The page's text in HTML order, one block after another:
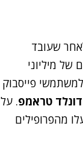
שעובד
של מיליוני
פייסבוק
דונלד טראמפ. על
מהפרופילים